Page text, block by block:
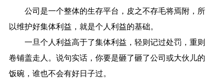
公司是一个整体的生存平台，皮之不存毛将焉附，所
以维护好集体利益，就是个人利益的基础。
一旦个人利益高于了集体利益，轻则记过处罚，重则
卷铺盖走人。说句实话，你要是砸了砸了公司或大伙儿的
饭碗，谁也不会有好日子过。